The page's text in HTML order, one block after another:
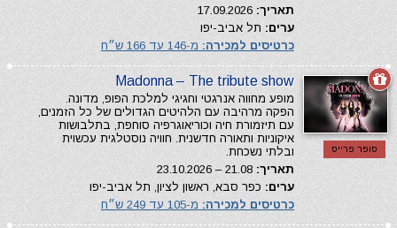
תאריך:
ערים: תל אביב-יפו
כרטיסים למכירה: מ-146 עד 166 ש״ח
סופר פרייס
Madonna – The tribute show
מופע מחווה אנרגטי וחגיגי למלכת הפופ, מדונה.
הפקה מרהיבה עם הלהיטים הגדולים של כל הזמנים,
עם תיזמורת חיה וכוריאוגרפיה סוחפת, בתלבושות
איקוניות ותאורה חדשנית. חוויה נוסטלגית עכשוית
ובלתי נשכחת.
תאריך:
ערים: כפר סבא, ראשון לציון, תל אביב-יפו
כרטיסים למכירה: מ-105 עד 249 ש״ח